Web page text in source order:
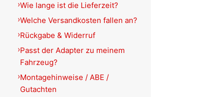
Wie lange ist die Lieferzeit?
Welche Versandkosten fallen an?
Rückgabe & Widerruf
Passt der Adapter zu meinem
Fahrzeug?
Montagehinweise / ABE /
Gutachten